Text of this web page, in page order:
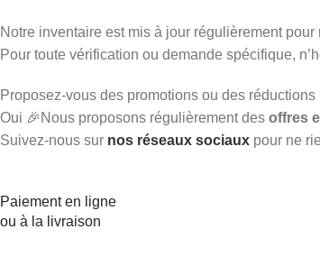
Notre inventaire est mis à jour régulièrement
Pour toute vérification ou demande spécifique,
Proposez-vous des promotions ou des réductions
Oui 🎉Nous proposons régulièrement des offres
Suivez-nous sur nos réseaux sociaux pour ne
Paiement en ligne
ou à la livraison